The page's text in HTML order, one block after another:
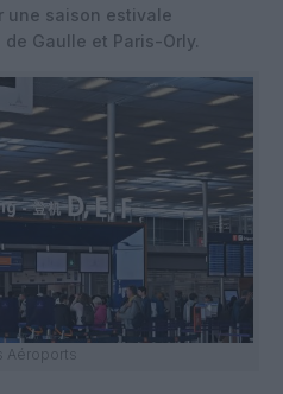
une saison estivale
Gaulle et Paris-Orly.
Aéroports